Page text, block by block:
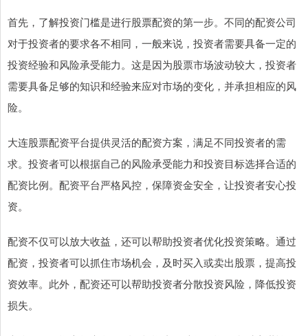
首先，了解投资门槛是进行股票配资的第一步。不同的配资公司
对于投资者的要求各不相同，一般来说，投资者需要具备一定的
投资经验和风险承受能力。这是因为股票市场波动较大，投资者
需要具备足够的知识和经验来应对市场的变化，并承担相应的风
险。
大连股票配资平台提供灵活的配资方案，满足不同投资者的需
求。投资者可以根据自己的风险承受能力和投资目标选择合适的
配资比例。配资平台严格风控，保障资金安全，让投资者安心投
资。
配资不仅可以放大收益，还可以帮助投资者优化投资策略。通过
配资，投资者可以抓住市场机会，及时买入或卖出股票，提高投
资效率。此外，配资还可以帮助投资者分散投资风险，降低投资
损失。